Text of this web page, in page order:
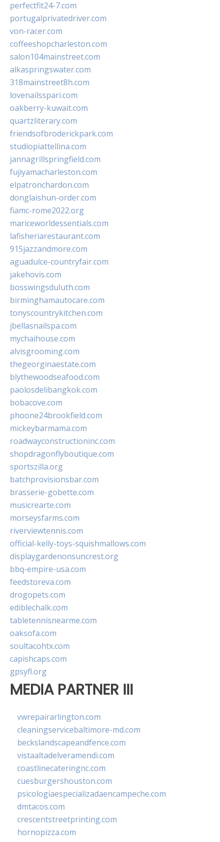
perfectfit24-7.com
portugalprivatedriver.com
von-racer.com
coffeeshopcharleston.com
salon104mainstreet.com
alkaspringswater.com
318mainstreet8h.com
lovenailsspari.com
oakberry-kuwait.com
quartzliterary.com
friendsofbroderickpark.com
studiopiattellina.com
jannagrillspringfield.com
fujiyamacharleston.com
elpatronchardon.com
donglaishun-order.com
fiamc-rome2022.org
mariceworldessentials.com
lafisheriarestaurant.com
915jazzandmore.com
aguadulce-countryfair.com
jakehovis.com
bosswingsduluth.com
birminghamautocare.com
tonyscountrykitchen.com
jbellasnailspa.com
mychaihouse.com
alvisgrooming.com
thegeorginaestate.com
blythewoodseafood.com
paolosdelibangkok.com
bobacove.com
phoone24brookfield.com
mickeybarmama.com
roadwayconstructioninc.com
shopdragonflyboutique.com
sportszilla.org
batchprovisionsbar.com
brasserie-gobette.com
musicrearte.com
morseysfarms.com
riverviewtennis.com
official-kelly-toys-squishmallows.com
displaygardenonsuncrest.org
bbq-empire-usa.com
feedstoreva.com
drogopets.com
ediblechalk.com
tabletennisnearme.com
oaksofa.com
soultacohtx.com
capishcaps.com
gpsyfl.org
MEDIA PARTNER III
vwrepairarlington.com
cleaningservicebaltimore-md.com
beckslandscapeandfence.com
vistaaltadelveramendi.com
coastlinecateringnc.com
cuesburgershouston.com
psicologiaespecializadaencampeche.com
dmtacos.com
crescentstreetprinting.com
hornopizza.com